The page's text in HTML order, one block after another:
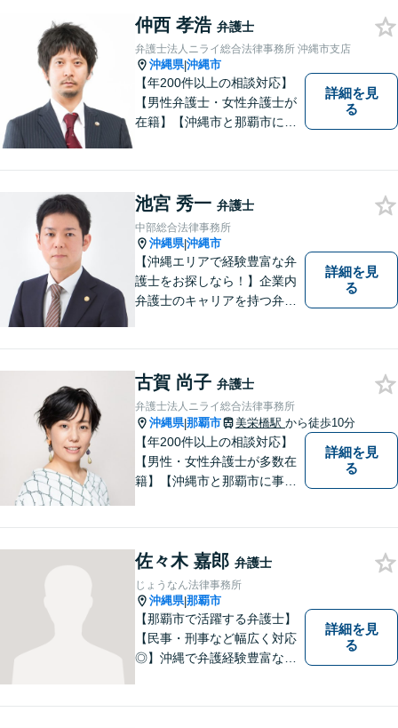
かし、ひとりでも多く悩まれ
ている方を救います。ぜひご
相談ください。
仲西 孝浩 弁護士
弁護士法人ニライ総合法律事務所 沖縄市支店
沖縄県|沖縄市
【年200件以上の相談対応】
【男性弁護士・女性弁護士が
在籍】【沖縄市と那覇市に事
す。「沖縄ならではの習慣」
を熟知した弁護士が多数在
籍。
詳細を見
る
池宮 秀一 弁護士
中部総合法律事務所
沖縄県|沖縄市
【沖縄エリアで経験豊富な弁
護士をお探しなら！】企業内
弁護士のキャリアを持つ弁護
ります。スピード感を持っ
て、かつ丁寧な対応を心がけ
ていますので、ぜひ気兼ねな
くご相談ください。
詳細を見
る
古賀 尚子 弁護士
弁護士法人ニライ総合法律事務所
沖縄県|那覇市 美栄橋駅 から徒歩10分
【年200件以上の相談対応】
【男性・女性弁護士が多数在
籍】【沖縄市と那覇市に事務
らではの習慣」を熟知した弁
護士が多数在籍。
詳細を見
る
佐々木 嘉郎 弁護士
じょうなん法律事務所
沖縄県|那覇市
【那覇市で活躍する弁護士】
【民事・刑事など幅広く対応
◎】沖縄で弁護経験豊富な弁
詳細を見
る